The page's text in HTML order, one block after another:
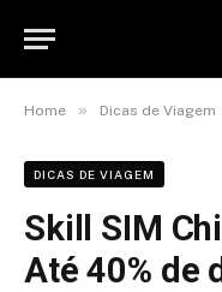
Home » Dicas de Viagem
DICAS DE VIAGEM
Skill SIM
Até 40% de